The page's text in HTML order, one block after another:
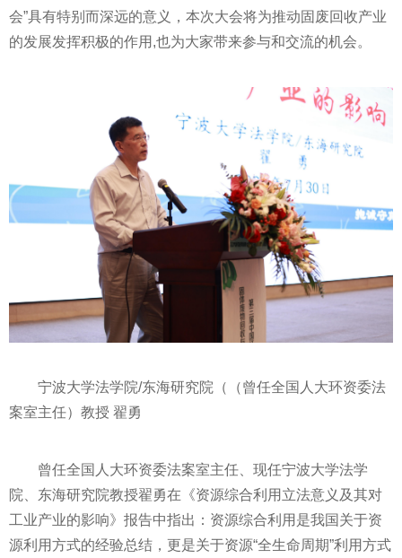
会”具有特别而深远的意义，本次大会将为推动固废回收产业
的发展发挥积极的作用,也为大家带来参与和交流的机会。
宁波大学法学院/东海研究院（（曾任全国人大环资委法
案室主任）教授 翟勇
曾任全国人大环资委法案室主任、现任宁波大学法学
院、东海研究院教授翟勇在《资源综合利用立法意义及其对
工业产业的影响》报告中指出：资源综合利用是我国关于资
源利用方式的经验总结，更是关于资源“全生命周期”利用方式